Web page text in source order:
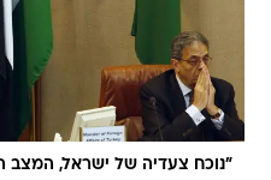
"נוכח צעדיה של ישראל, המצב